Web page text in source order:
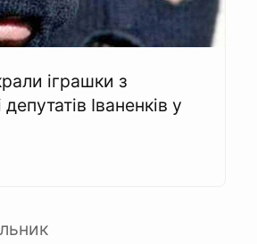
іграшки з
Іваненків у